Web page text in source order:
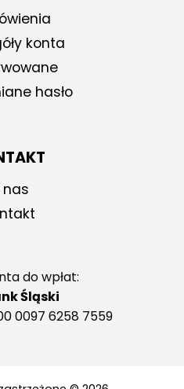
konta
hasło
nas
do wpłat:
Śląski
0097 6258 7559